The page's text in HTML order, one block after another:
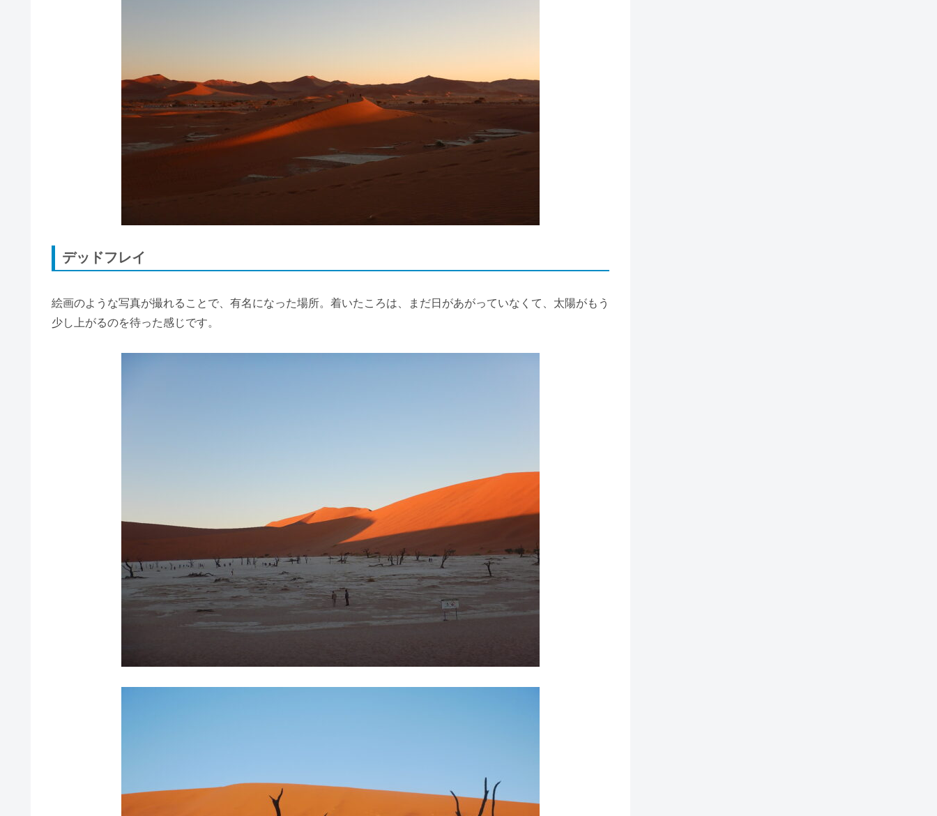
デッドフレイ
絵画のような写真が撮れることで、有名になった場所。着いたころは、まだ日があがっていなくて、太陽がもう
少し上がるのを待った感じです。